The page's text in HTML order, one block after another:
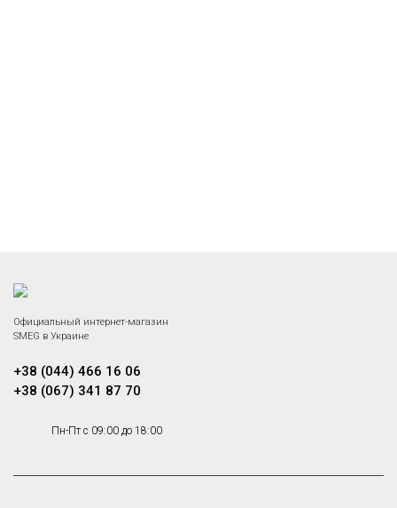
Официальный интернет-магазин
SMEG в Украине
+38 (044) 466 16 06
+38 (067) 341 87 70
Пн-Пт с 09:00 до 18:00